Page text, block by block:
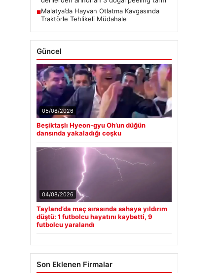
■Malatya’da Hayvan Otlatma Kavgasında
Traktörle Tehlikeli Müdahale
Güncel
05/08/2026
Beşiktaşlı Hyeon-gyu Oh’un düğün
dansında yakaladığı coşku
04/08/2026
Tayland’da maç sırasında sahaya yıldırım
düştü: 1 futbolcu hayatını kaybetti, 9
futbolcu yaralandı
Son Eklenen Firmalar